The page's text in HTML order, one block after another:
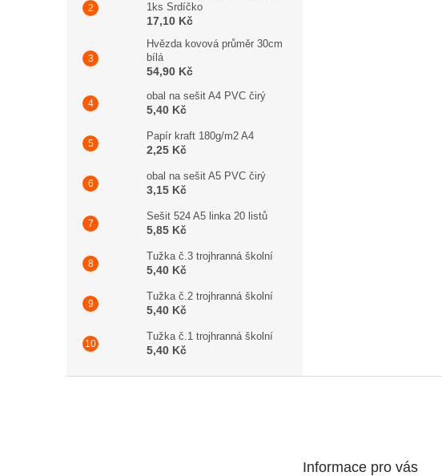
1ks Srdíčko
17,10 Kč
Hvězda kovová průměr 30cm
bílá
54,90 Kč
obal na sešit A4 PVC čirý
5,40 Kč
Papír kraft 180g/m2 A4
2,25 Kč
obal na sešit A5 PVC čirý
3,15 Kč
Sešit 524 A5 linka 20 listů
5,85 Kč
Tužka č.3 trojhranná školní
5,40 Kč
Tužka č.2 trojhranná školní
5,40 Kč
Tužka č.1 trojhranná školní
5,40 Kč
Informace pro vás